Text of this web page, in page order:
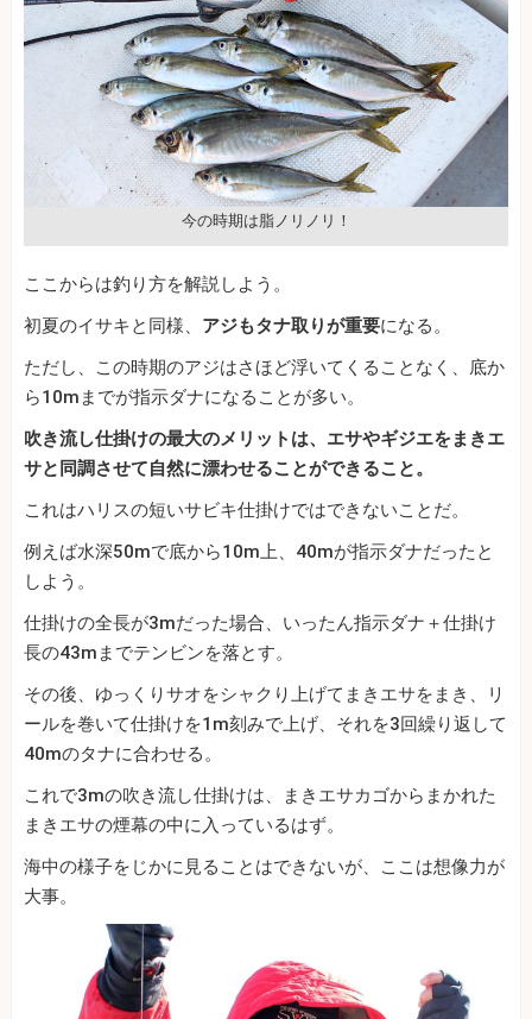
今の時期は脂ノリノリ！
ここからは釣り方を解説しよう。
初夏のイサキと同様、 アジもタナ取りが重要になる。
ただし、この時期のアジはさほど浮いてくることなく、底か
ら10mまでが指示ダナになることが多い。
吹き流し仕掛けの最大のメリットは、エサやギジエをまきエ
サと同調させて自然に漂わせることができること。
これはハリスの短いサビキ仕掛けではできないことだ。
例えば水深50mで底から10m上、40mが指示ダナだったと
しよう。
仕掛けの全長が3mだった場合、いったん指示ダナ＋仕掛け
長の43mまでテンビンを落とす。
その後、ゆっくりサオをシャクり上げてまきエサをまき、リ
ールを巻いて仕掛けを1m刻みで上げ、それを3回繰り返して
40mのタナに合わせる。
これで3mの吹き流し仕掛けは、まきエサカゴからまかれた
まきエサの煙幕の中に入っているはず。
海中の様子をじかに見ることはできないが、ここは想像力が
大事。